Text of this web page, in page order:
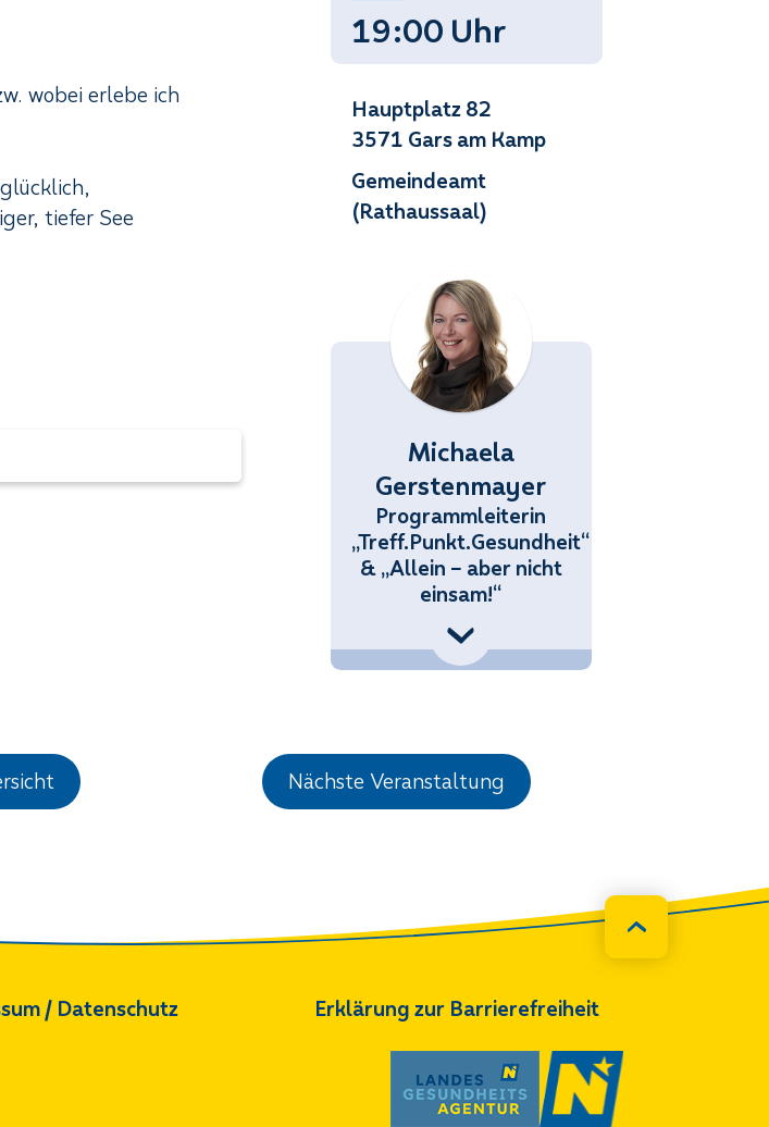
wobei erlebe ich
tiefer See
19:00 Uhr
Hauptplatz 82
3571 Gars am Kamp
Gemeindeamt
(Rathaussaal)
Michaela
Gerstenmayer
Programmleiterin
„Treff.Punkt.Gesundheit“
& „Allein – aber nicht
einsam!“
Michaela.Gerstenmayer@noetutgut.at
Nächste Veranstaltung
/ Datenschutz
Erklärung zur Barrierefreiheit